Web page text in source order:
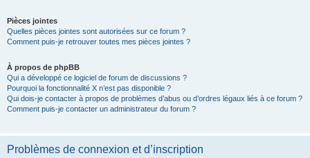
Pièces jointes
Quelles pièces jointes sont autorisées sur ce forum ?
Comment puis-je retrouver toutes mes pièces jointes ?
À propos de phpBB
Qui a développé ce logiciel de forum de discussions ?
Pourquoi la fonctionnalité X n’est pas disponible ?
Qui dois-je contacter à propos de problèmes d’abus ou d’ordres légaux liés à ce forum ?
Comment puis-je contacter un administrateur du forum ?
Problèmes de connexion et d’inscription